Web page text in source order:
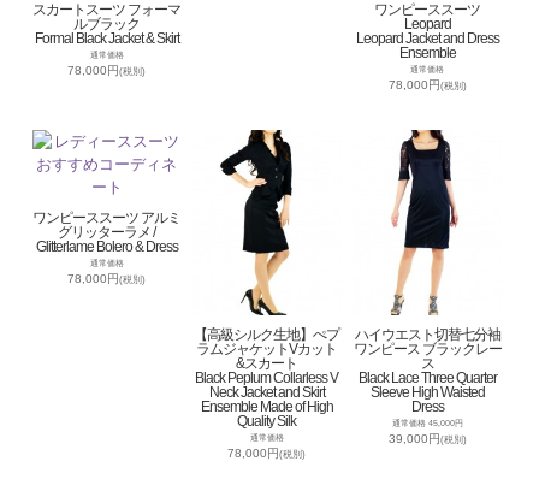
スカートスーツ フォーマ
ルブラック
Formal Black Jacket & Skirt
通常価格
78,000円(税別)
ワンピーススーツ
Leopard
Leopard Jacket and Dress
Ensemble
通常価格
78,000円 (税別)
ワンピーススーツ アルミ
グリッターラメ /
Glitterlame Bolero & Dress
通常価格
78,000円(税別)
【高級シルク生地】ぺプ
ラムジャケットVカット
&スカート
Black Peplum Collarless V
Neck Jacket and Skirt
Ensemble Made of High
Quality Silk
通常価格
78,000円(税別)
ハイウエスト切替七分袖
ワンピース ブラックレー
ス
Black Lace Three Quarter
Sleeve High Waisted
Dress
通常価格 45,000円
39,000円(税別)